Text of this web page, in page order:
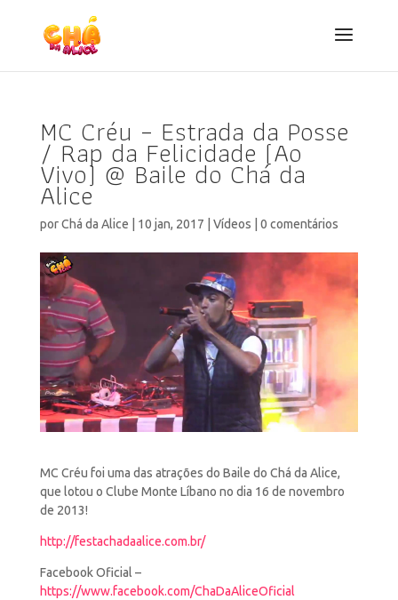
MC Créu – Estrada da Posse
/ Rap da Felicidade (Ao
Vivo) @ Baile do Chá da
Alice
porChá da Alice 10 jan, 2017 Vídeos 0 comentários
MC Créu foi uma das atrações do Baile do Chá da Alice,
que lotou o Clube Monte Líbano no dia 16 de novembro
de 2013!
http://festachadaalice.com.br/
Facebook Oficial –
https://www.facebook.com/ChaDaAliceOficial